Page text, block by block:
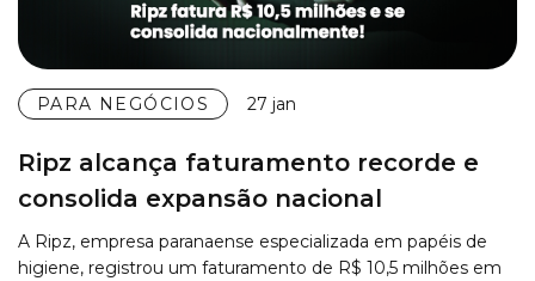
PARA NEGÓCIOS 27 jan
Ripz alcança faturamento recorde e
consolida expansão nacional
A Ripz, empresa paranaense especializada em papéis de
higiene, registrou um faturamento de R$ 10,5 milhões em